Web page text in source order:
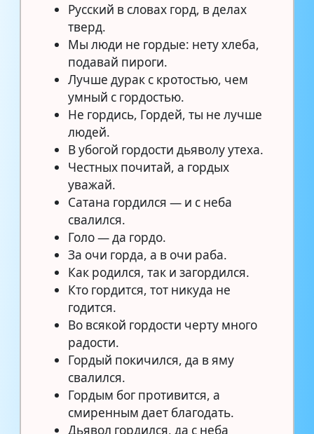
Русский в словах горд, в делах
тверд.
Мы люди не гордые: нету хлеба,
подавай пироги.
Лучше дурак с кротостью, чем
умный с гордостью.
Не гордись, Гордей, ты не лучше
людей.
В убогой гордости дьяволу утеха.
Честных почитай, а гордых
уважай.
Сатана гордился — и с неба
свалился.
Голо — да гордо.
За очи горда, а в очи раба.
Как родился, так и загордился.
Кто гордится, тот никуда не
годится.
Во всякой гордости черту много
радости.
Гордый покичился, да в яму
свалился.
Гордым бог противится, а
смиренным дает благодать.
Дьявол гордился, да с неба